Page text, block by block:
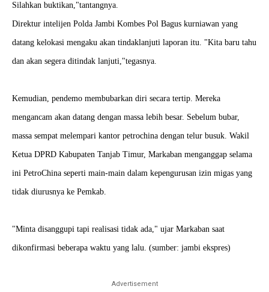
Silahkan buktikan,"tantangnya.
Direktur intelijen Polda Jambi Kombes Pol Bagus kurniawan yang
datang kelokasi mengaku akan tindaklanjuti laporan itu. "Kita baru tahu
dan akan segera ditindak lanjuti,"tegasnya.
Kemudian, pendemo membubarkan diri secara tertip. Mereka
mengancam akan datang dengan massa lebih besar. Sebelum bubar,
massa sempat melempari kantor petrochina dengan telur busuk. Wakil
Ketua DPRD Kabupaten Tanjab Timur, Markaban menganggap selama
ini PetroChina seperti main-main dalam kepengurusan izin migas yang
tidak diurusnya ke Pemkab.
"Minta disanggupi tapi realisasi tidak ada," ujar Markaban saat
dikonfirmasi beberapa waktu yang lalu. (sumber: jambi ekspres)
Advertisement